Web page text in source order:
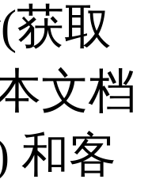
获取
文档
和客